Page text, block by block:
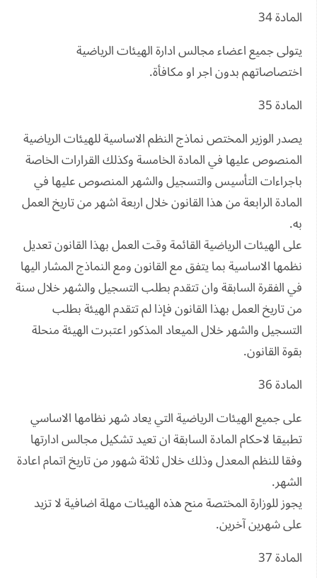
المادة 34
يتولى جميع اعضاء مجالس ادارة الهيئات الرياضية
اختصاصاتهم بدون اجر او مكافأة.
المادة 35
يصدر الوزير المختص نماذج النظم الاساسية للهيئات الرياضية
المنصوص عليها في المادة الخامسة وكذلك القرارات الخاصة
باجراءات التأسيس والتسجيل والشهر المنصوص عليها في
المادة الرابعة من هذا القانون خلال اربعة اشهر من تاريخ العمل
به.
على الهيئات الرياضية القائمة وقت العمل بهذا القانون تعديل
نظمها الاساسية بما يتفق مع القانون ومع النماذج المشار اليها
في الفقرة السابقة وان تتقدم بطلب التسجيل والشهر خلال سنة
من تاريخ العمل بهذا القانون فإذا لم تتقدم الهيئة بطلب
التسجيل والشهر خلال الميعاد المذكور اعتبرت الهيئة منحلة
بقوة القانون.
المادة 36
على جميع الهيئات الرياضية التي يعاد شهر نظامها الاساسي
تطبيقا لاحكام المادة السابقة ان تعيد تشكيل مجالس ادارتها
وفقا للنظم المعدل وذلك خلال ثلاثة شهور من تاريخ اتمام اعادة
الشهر.
يجوز للوزارة المختصة منح هذه الهيئات مهلة اضافية لا تزيد
على شهرين آخرين.
المادة 37